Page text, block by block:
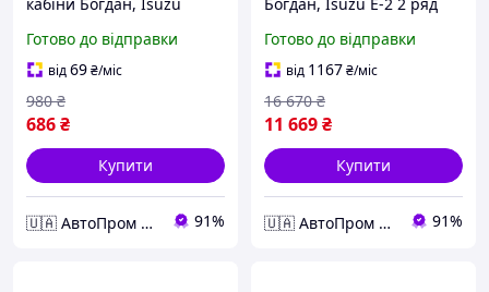
Готово до відправки
від69₴/міс
686₴
980 ₴
Купити
🇺🇦 АвтоПром 🇺🇦 91%
Готово до відправки
від 1167₴/міс
11 669₴
16 670 ₴
Купити
🇺🇦 АвтоПром 🇺🇦 91%